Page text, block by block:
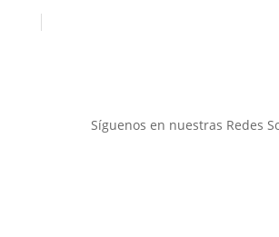
Síguenos en nuestras Redes